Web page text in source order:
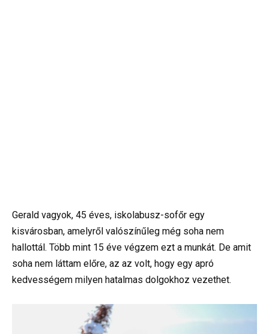
Gerald vagyok, 45 éves, iskolabusz-sofőr egy
kisvárosban, amelyről valószínűleg még soha nem
hallottál. Több mint 15 éve végzem ezt a munkát. De amit
soha nem láttam előre, az az volt, hogy egy apró
kedvességem milyen hatalmas dolgokhoz vezethet.